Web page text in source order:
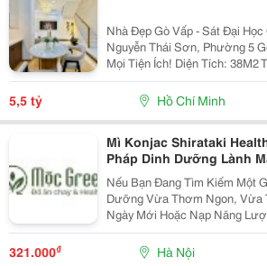
Nhà Đẹp Gò Vấp - Sát Đại Học
Nguyễn Thái Sơn, Phường 5
Mọi Tiện Ích! Diện Tích: 38M2
Cấu: Nhà 1 Trệt 2 Lầu Kiên
Sân Thượng Thoáng Mát, Sẵn
5,5 tỷ Hồ Chí Minh
Mì Konjac Shirataki
Pháp Dinh Dưỡng Lành
Hiện Đại
Nếu Bạn Đang Tìm Kiếm Một
Dưỡng Vừa Thơm Ngon, Vừa
Ngày Mới Hoặc Nạp Năng
Thì Mì Konjac Shirataki
Lựa Chọn
321.000₫ Hà Nội